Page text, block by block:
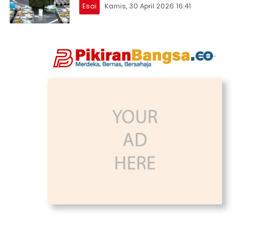
Esai Kamis, 30 April 2026 16:41